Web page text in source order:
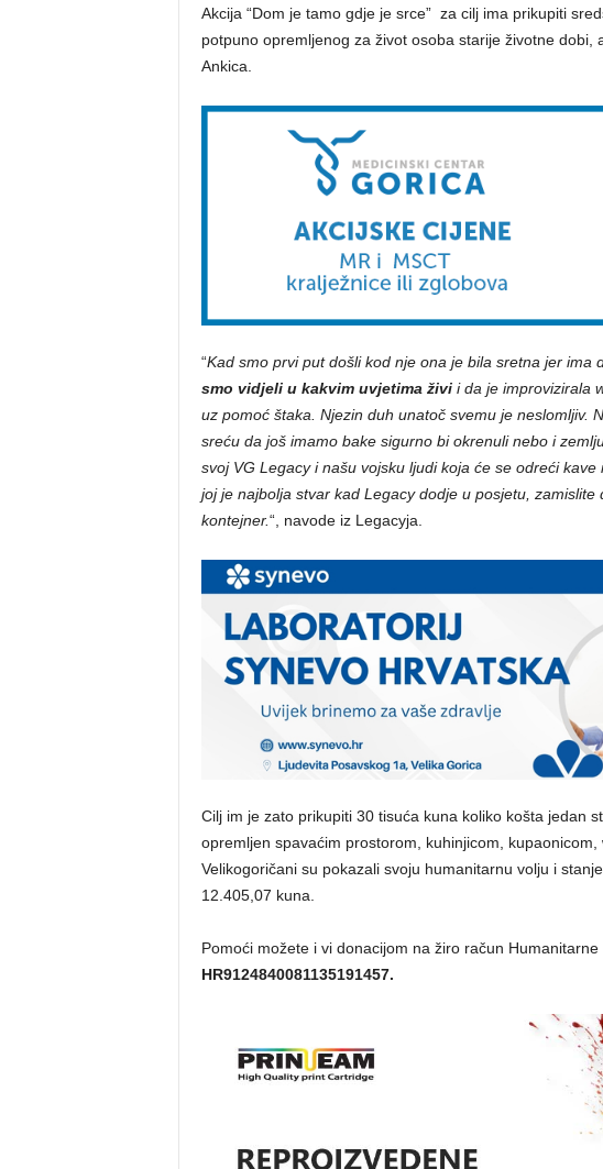
Akcija “Dom je tamo gdje je srce” za cilj ima prikupiti
potpuno opremljenog za život osoba starije životne dobi,
Ankica.
“Kad smo prvi put došli kod nje ona je bila sretna jer ima
smo vidjeli u kakvim uvjetima živii da je improvizirala
uz pomoć štaka. Njezin duh unatoč svemu je neslomljiv.
sreću da još imamo bake sigurno bi okrenuli nebo i
svoj VG Legacy i našu vojsku ljudi koja će se odreći
joj je najbolja stvar kad Legacy dodje u posjetu,
kontejner.“, navode iz Legacyja.
Cilj im je zato prikupiti 30 tisuća kuna koliko košta jedan
opremljen spavaćim prostorom, kuhinjicom,
Velikogoričani su pokazali svoju humanitarnu volju i
12.405,07 kuna.
Pomoći možete i vi donacijom na žiro račun
HR9124840081135191457.